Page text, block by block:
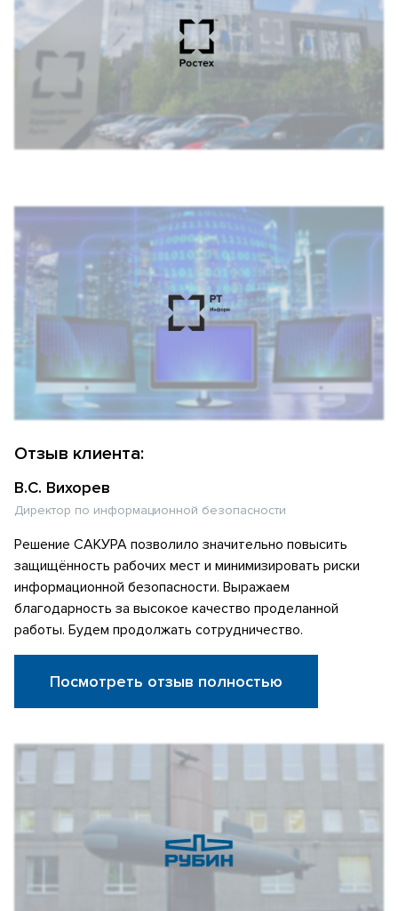
Отзыв клиента:
В.С. Вихорев
Директор по информационной безопасности
Решение САКУРА позволило значительно повысить
защищённость рабочих мест и минимизировать риски
информационной безопасности. Выражаем
благодарность за высокое качество проделанной
работы. Будем продолжать сотрудничество.
Посмотреть отзыв полностью